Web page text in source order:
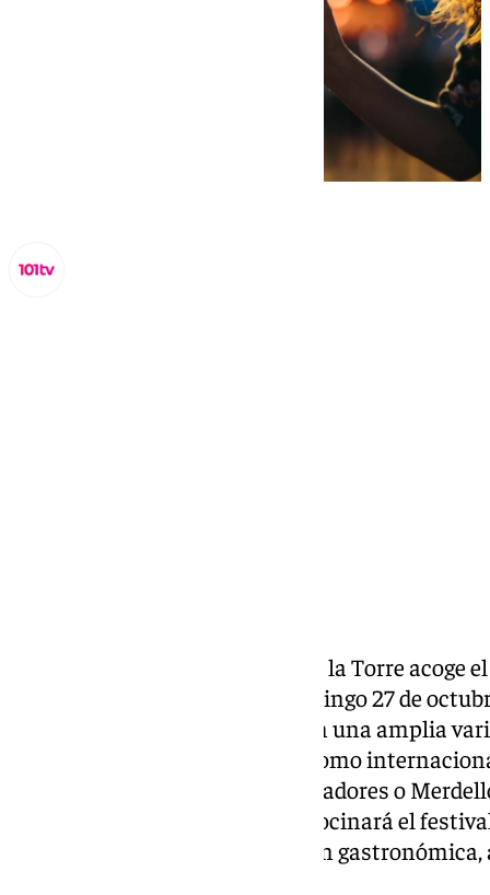
Este fin de semana, Alhaurín de la Torre acoge
del viernes 25 al domingo 27 de
en el Recinto Ferial, contará con una amplia
artesanales tanto nacionales como
Vedett, Segral, Eukel, Cerdos Voladores o
algunas de las marcas que patrocinará el
ofreciendo una diversa selección